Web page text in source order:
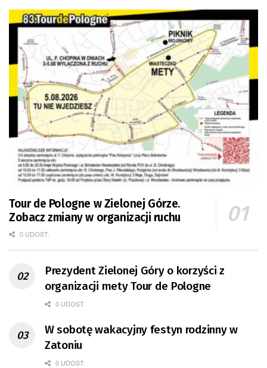
Tour de Pologne w Zielonej Górze.
Zobacz zmiany w organizacji ruchu
0 UDOST.
Prezydent Zielonej Góry o korzyści z
organizacji mety Tour de Pologne
0 UDOST.
W sobotę wakacyjny festyn rodzinny w
Zatoniu
0 UDOST.